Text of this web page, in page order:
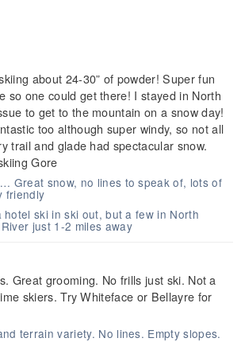
about 24-30” of powder! Super fun
so one could get there! I stayed in North
to get to the mountain on a snow day!
too although super windy, so not all
trail and glade had spectacular snow.
Gore
Great snow, no lines to speak of, lots of
friendly
hotel ski in ski out, but a few in North
just 1-2 miles away
Great grooming. No frills just ski. Not a
skiers. Try Whiteface or Bellayre for
terrain variety. No lines. Empty slopes.